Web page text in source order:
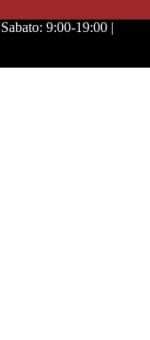
9:00-19:00 |